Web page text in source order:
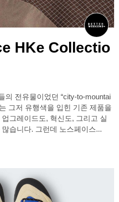
HKe Collectio
의 전유물이었던 “city-to-mountai
그저 유행색을 입힌 기존 제품을
그레이드도, 혁신도, 그리고 실
습니다. 그런데 노스페이스...